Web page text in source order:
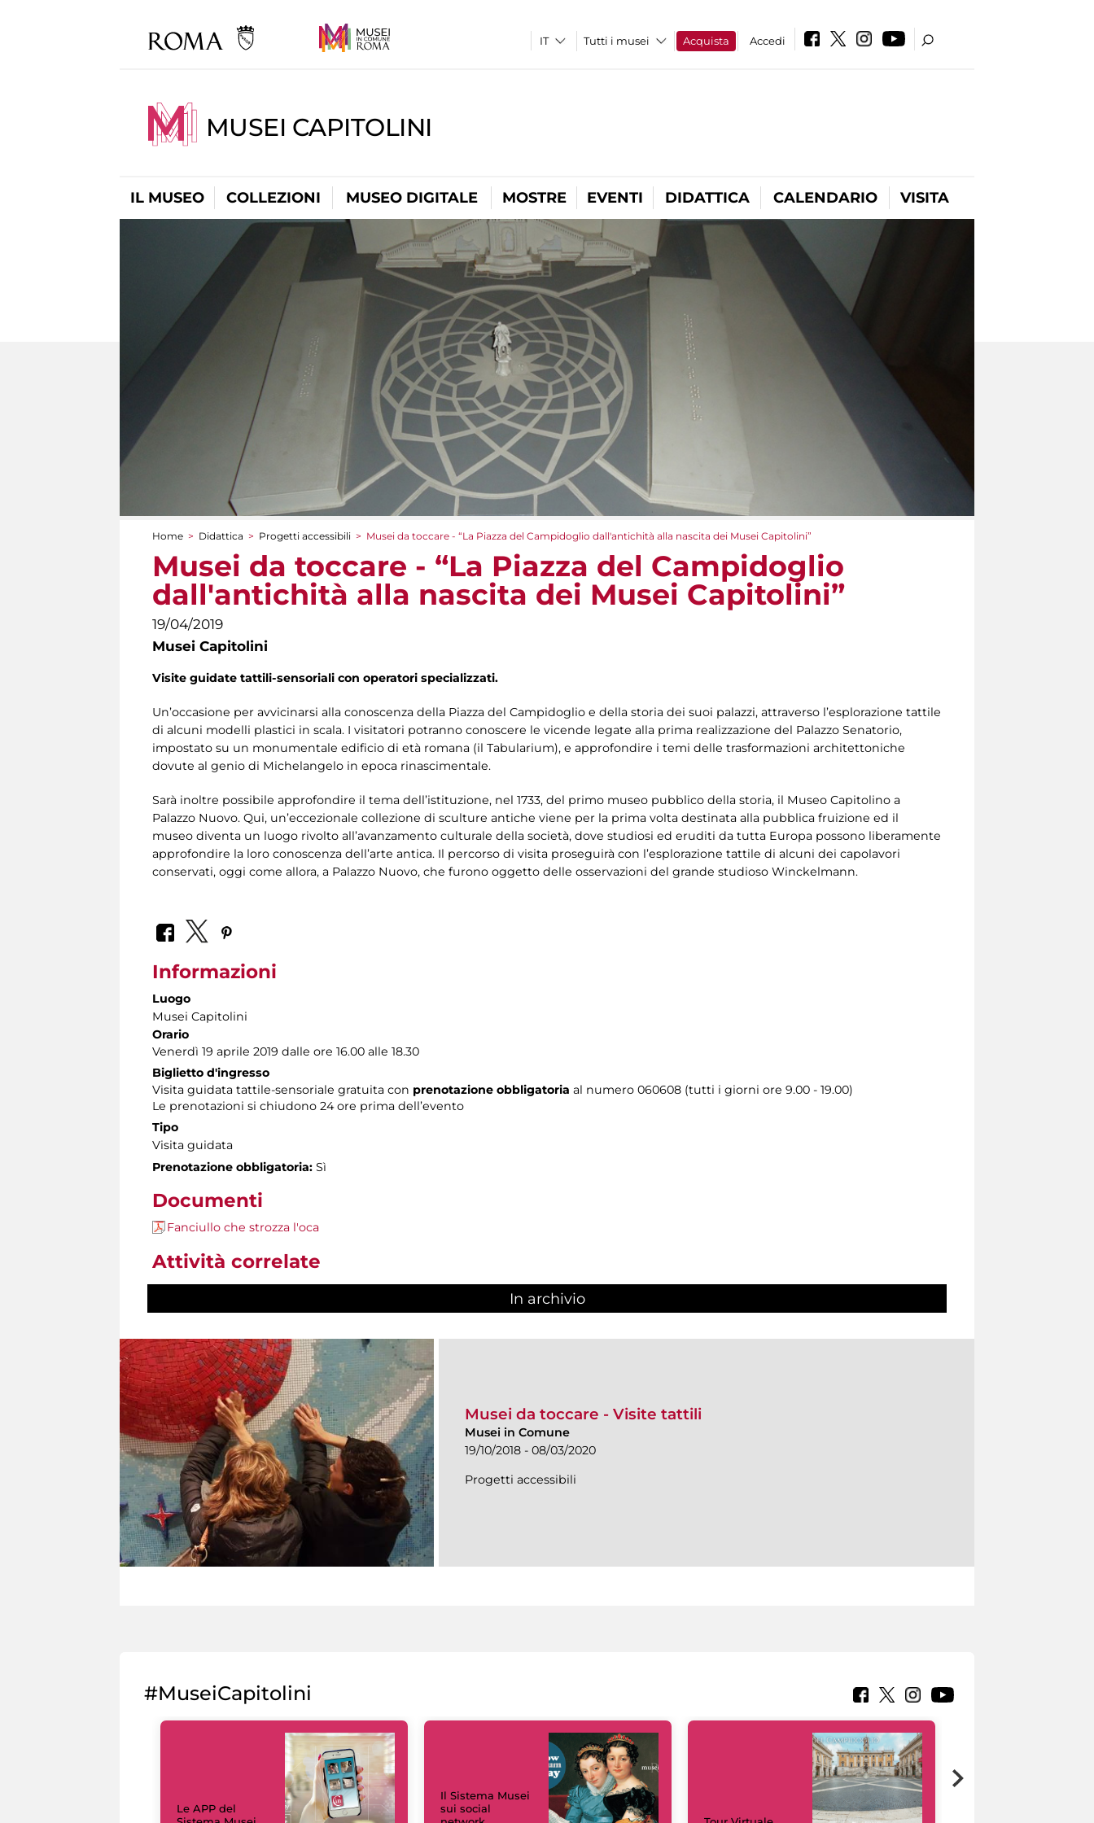
Tutti i musei Acquista Accedi
MUSEI CAPITOLINI
IL MUSEO COLLEZIONI MUSEO DIGITALE MOSTRE EVENTI DIDATTICA CALENDARIO VISITA
Tu sei qui
Home > Didattica > Progetti accessibili > Musei da toccare - “La Piazza del Campidoglio dall'antichità alla nascita dei Musei Capitolini”
Musei da toccare - “La Piazza del Campidoglio
dall'antichità alla nascita dei Musei Capitolini”
19/04/2019
Musei Capitolini
Visite guidate tattili-sensoriali con operatori specializzati.
Un’occasione per avvicinarsi alla conoscenza della Piazza del Campidoglio e della storia dei suoi palazzi, attraverso l’esplorazione tattile
di alcuni modelli plastici in scala. I visitatori potranno conoscere le vicende legate alla prima realizzazione del Palazzo Senatorio,
impostato su un monumentale edificio di età romana (il Tabularium), e approfondire i temi delle trasformazioni architettoniche
dovute al genio di Michelangelo in epoca rinascimentale.
Sarà inoltre possibile approfondire il tema dell’istituzione, nel 1733, del primo museo pubblico della storia, il Museo Capitolino a
Palazzo Nuovo. Qui, un’eccezionale collezione di sculture antiche viene per la prima volta destinata alla pubblica fruizione ed il
museo diventa un luogo rivolto all’avanzamento culturale della società, dove studiosi ed eruditi da tutta Europa possono liberamente
approfondire la loro conoscenza dell’arte antica. Il percorso di visita proseguirà con l’esplorazione tattile di alcuni dei capolavori
conservati, oggi come allora, a Palazzo Nuovo, che furono oggetto delle osservazioni del grande studioso Winckelmann.
Informazioni
Luogo
Musei Capitolini
Orario
Venerdì 19 aprile 2019 dalle ore 16.00 alle 18.30
Biglietto d'ingresso
Visita guidata tattile-sensoriale gratuita con prenotazione obbligatoria al numero 060608 (tutti i giorni ore 9.00 - 19.00)
Le prenotazioni si chiudono 24 ore prima dell’evento
Tipo
Visita guidata
Prenotazione obbligatoria: Sì
Documenti
Fanciullo che strozza l'oca
Attività correlate
In archivio
Musei da toccare - Visite tattili
Musei in Comune
19/10/2018 - 08/03/2020
Progetti accessibili
#MuseiCapitolini
Le APP del
Il Sistema Musei
sui social